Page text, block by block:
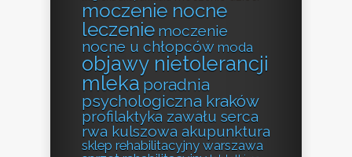
moczenie nocne
leczenie moczenie
nocne u chłopców moda
objawy nietolerancji
mleka poradnia
psychologiczna kraków
profilaktyka zawału serca
rwa kulszowa akupunktura
sklep rehabilitacyjny warszawa